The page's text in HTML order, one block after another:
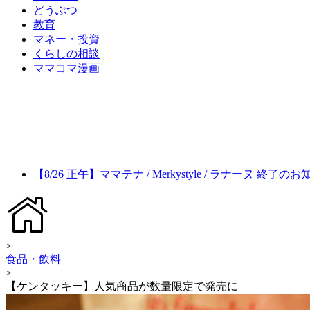
どうぶつ
教育
マネー・投資
くらしの相談
ママコマ漫画
【8/26 正午】ママテナ / Merkystyle / ラナーヌ 終了のお
>
食品・飲料
>
【ケンタッキー】人気商品が数量限定で発売に